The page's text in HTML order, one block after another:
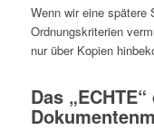
Wenn wir eine spätere
Ordnungskriterien
nur über Kopien
Das